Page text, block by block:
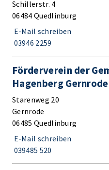
Schillerstr. 4
06484 Quedlinburg
E-Mail schreiben
03946 2259
Förderverein der
Hagenberg Gernrode
Starenweg 20
Gernrode
06485 Quedlinburg
E-Mail schreiben
039485 520